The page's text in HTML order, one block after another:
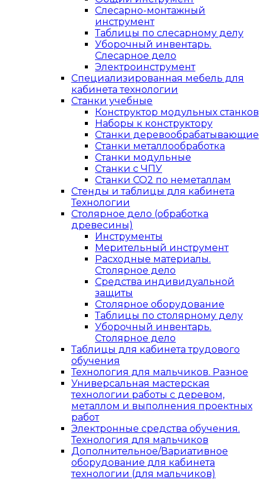
Слесарно-монтажный
инструмент
Таблицы по слесарному делу
Уборочный инвентарь.
Слесарное дело
Электроинструмент
Специализированная мебель для
кабинета технологии
Станки учебные
Конструктор модульных станков
Наборы к конструктору
Станки деревообрабатывающие
Станки металлообработка
Станки модульные
Станки с ЧПУ
Станки СО2 по неметаллам
Стенды и таблицы для кабинета
Технологии
Столярное дело (обработка
древесины)
Инструменты
Мерительный инструмент
Расходные материалы.
Столярное дело
Средства индивидуальной
защиты
Столярное оборудование
Таблицы по столярному делу
Уборочный инвентарь.
Столярное дело
Таблицы для кабинета трудового
обучения
Технология для мальчиков. Разное
Универсальная мастерская
технологии работы с деревом,
металлом и выполнения проектных
работ
Электронные средства обучения.
Технология для мальчиков
Дополнительное/Вариативное
оборудование для кабинета
технологии (для мальчиков)